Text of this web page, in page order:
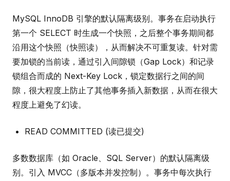
MySQL InnoDB 引擎的默认隔离级别。事务在启动执行
第一个 SELECT 时生成一个快照，之后整个事务期间都
沿用这个快照（快照读），从而解决不可重复读。针对需
要加锁的当前读，通过引入间隙锁（Gap Lock）和记录
锁组合而成的 Next-Key Lock，锁定数据行之间的间
隙，很大程度上防止了其他事务插入新数据，从而在很大
程度上避免了幻读。
READ COMMITTED (读已提交)
多数数据库（如 Oracle、SQL Server）的默认隔离级
别。引入 MVCC（多版本并发控制）。事务中每次执行